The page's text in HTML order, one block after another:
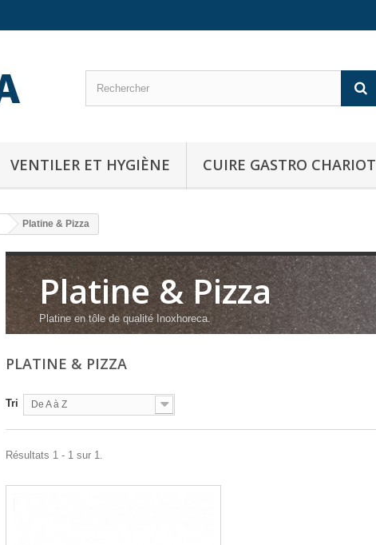
VENTILER ET HYGIÈNE CUIRE GASTRO CHARIOT
Platine & Pizza
Platine & Pizza
Platine en tôle de qualité Inoxhoreca.
PLATINE & PIZZA
Tri De A à Z
Résultats 1 - 1 sur 1.